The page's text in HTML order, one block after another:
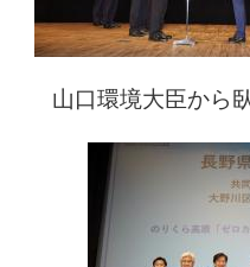
山口環境大臣から